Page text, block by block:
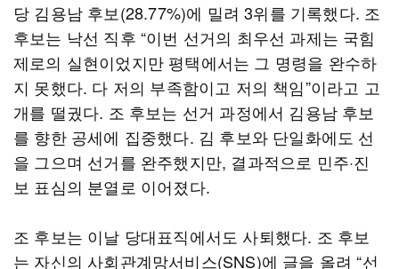
당 김용남 후보(28.77%)에 밀려 3위를 기록했다. 조
후보는 낙선 직후 “이번 선거의 최우선 과제는 국힘
제로의 실현이었지만 평택에서는 그 명령을 완수하
지 못했다. 다 저의 부족함이고 저의 책임”이라고 고
개를 떨궜다. 조 후보는 선거 과정에서 김용남 후보
를 향한 공세에 집중했다. 김 후보와 단일화에도 선
을 그으며 선거를 완주했지만, 결과적으로 민주·진
보 표심의 분열로 이어졌다.
조 후보는 이날 당대표직에서도 사퇴했다. 조 후보
는 자신의 사회관계망서비스(SNS)에 글을 올려 “선